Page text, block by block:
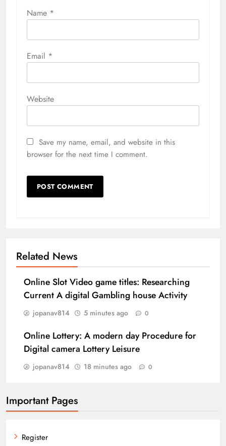
Name *
Email *
Website
Save my name, email, and website in this
browser for the next time I comment.
Related News
Online Slot Video game titles: Researching
Current A digital Gambling house Activity
jopanav814 5 minutes ago 0
Online Lottery: A modern day Procedure for
Digital camera Lottery Leisure
jopanav814 18 minutes ago 0
Important Pages
Register